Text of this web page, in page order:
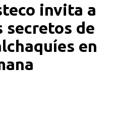
invita a
secretos de
en